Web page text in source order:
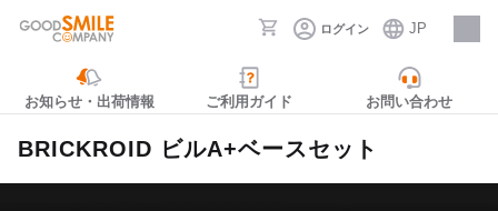
ログイン JP
採用情報
お知らせ・出荷情報 ご利用ガイド お問い合わせ
BRICKROID ビルA+ベースセット